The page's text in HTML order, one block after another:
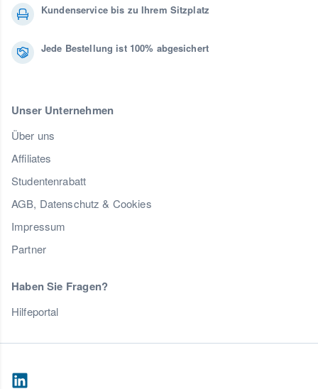
Kundenservice bis zu Ihrem Sitzplatz
Jede Bestellung ist 100% abgesichert
Unser Unternehmen
Über uns
Affiliates
Studentenrabatt
AGB, Datenschutz & Cookies
Impressum
Partner
Haben Sie Fragen?
Hilfeportal